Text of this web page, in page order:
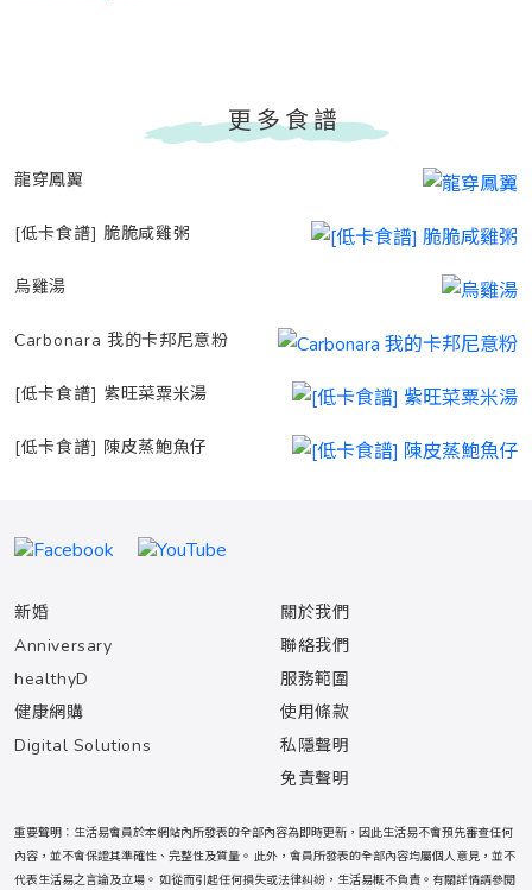
更多食譜
龍穿鳳翼
[低卡食譜] 脆脆咸雞粥
烏雞湯
Carbonara 我的卡邦尼意粉
[低卡食譜] 紫旺菜粟米湯
[低卡食譜] 陳皮蒸鮑魚仔
新婚
Anniversary
healthyD
健康網購
Digital Solutions
關於我們
聯絡我們
服務範圍
使用條款
私隱聲明
免責聲明
重要聲明：生活易會員於本網站內所發表的全部內容為即時更新，因此生活易不會預先審查任何
內容，並不會保證其準確性、完整性及質量。 此外，會員所發表的全部內容均屬個人意見，並不
代表生活易之言論及立場。 如從而引起任何損失或法律糾紛，生活易概不負責。有關詳情請參閱